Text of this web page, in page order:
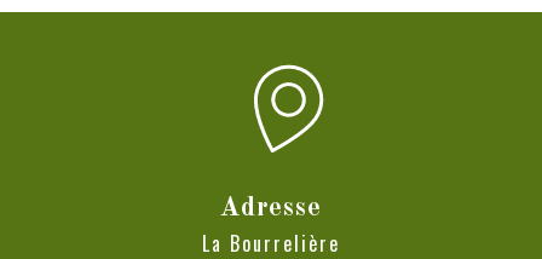
Adresse
La Bourrelière